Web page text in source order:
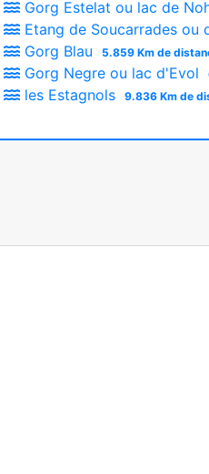
Gorg Estelat ou lac de
Etang de Soucarrades ou
Gorg Blau 5.859 Km de
Gorg Negre ou lac d'Evol
les Estagnols 9.836 Km de